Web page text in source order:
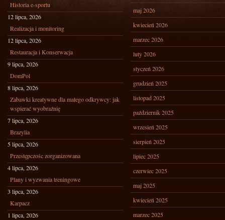
Historia e-sportu
12 lipca, 2026
Realizacja i monitoring
12 lipca, 2026
Restauracja i Konserwacja
9 lipca, 2026
DomPol
8 lipca, 2026
Zabawki kreatywne dla małego odkrywcy: jak
wspierać wyobraźnię
7 lipca, 2026
Brazylia
5 lipca, 2026
Przestępczośc zorganizowana
4 lipca, 2026
Plany i wyzwania treningowe
3 lipca, 2026
Karpacz
1 lipca, 2026
maj 2026
kwiecień 2026
marzec 2026
luty 2026
styczeń 2026
grudzień 2025
listopad 2025
październik 2025
wrzesień 2025
sierpień 2025
lipiec 2025
czerwiec 2025
maj 2025
kwiecień 2025
marzec 2025